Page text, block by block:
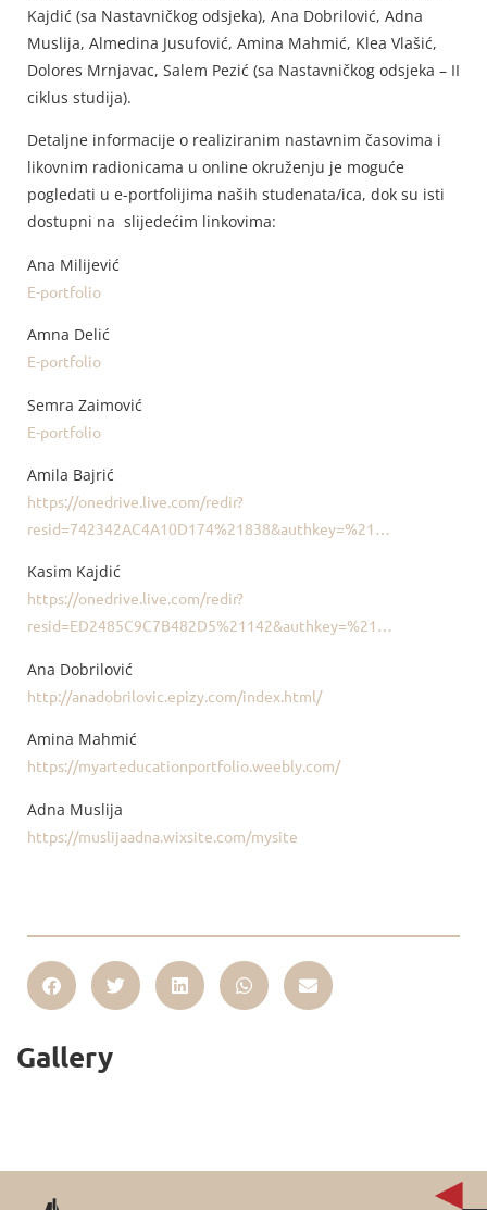
Kajdić (sa Nastavničkog odsjeka), Ana Dobrilović, Adna
Muslija, Almedina Jusufović, Amina Mahmić, Klea Vlašić,
Dolores Mrnjavac, Salem Pezić (sa Nastavničkog odsjeka – II
ciklus studija).
Detaljne informacije o realiziranim nastavnim časovima i
likovnim radionicama u online okruženju je moguće
pogledati u e-portfolijima naših studenata/ica, dok su isti
dostupni na slijedećim linkovima:
Ana Milijević
E-portfolio
Amna Delić
E-portfolio
Semra Zaimović
E-portfolio
Amila Bajrić
https://onedrive.live.com/redir?
resid=742342AC4A10D174%21838&authkey=%21…
Kasim Kajdić
https://onedrive.live.com/redir?
resid=ED2485C9C7B482D5%21142&authkey=%21…
Ana Dobrilović
http://anadobrilovic.epizy.com/index.html/
Amina Mahmić
https://myarteducationportfolio.weebly.com/
Adna Muslija
https://muslijaadna.wixsite.com/mysite
Gallery